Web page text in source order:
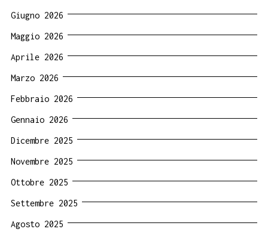
Giugno 2026
Maggio 2026
Aprile 2026
Marzo 2026
Febbraio 2026
Gennaio 2026
Dicembre 2025
Novembre 2025
Ottobre 2025
Settembre 2025
Agosto 2025